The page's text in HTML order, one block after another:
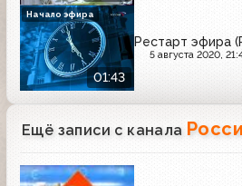
01:43
Рестарт эфира
5 августа 2020,
Начало эфира
Ещё записи с канала